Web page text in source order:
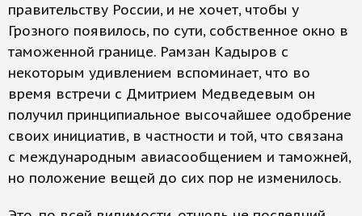
правительству России, и не хочет, чтобы у
Грозного появилось, по сути, собственное окно в
таможенной границе. Рамзан Кадыров с
некоторым удивлением вспоминает, что во
время встречи с Дмитрием Медведевым он
получил принципиальное высочайшее одобрение
своих инициатив, в частности и той, что связана
с международным авиасообщением и таможней,
но положение вещей до сих пор не изменилось.